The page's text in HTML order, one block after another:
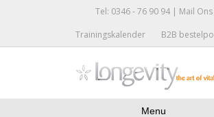
Tel: 0346 - 76 90 94 | Mail Ons
Trainingskalender
B2B
Menu